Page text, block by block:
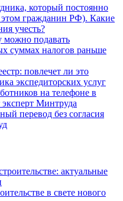
который постоянно
гражданин РФ). Какие
учесть?
можно подавать
суммах налогов раньше
повлечет ли это
экспедиторских услуг
на телефоне в
Минтруда
перевод без согласия
актуальные
в свете нового